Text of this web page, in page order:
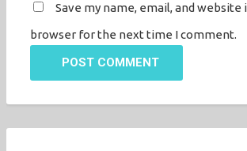
Save my name, email, and website
browser for the next time I comment.
POST COMMENT